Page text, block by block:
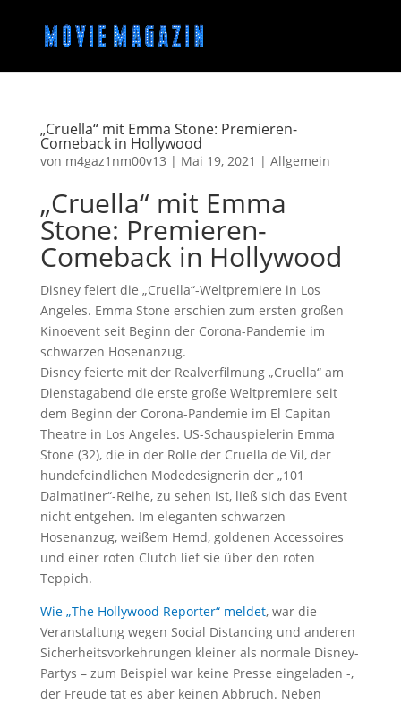
„Cruella“ mit Emma Stone: Premieren-
Comeback in Hollywood
von m4gaz1nm00v13 | Mai 19, 2021 | Allgemein
„Cruella“ mit Emma
Stone: Premieren-
Comeback in Hollywood
Disney feiert die „Cruella“-Weltpremiere in Los
Angeles. Emma Stone erschien zum ersten großen
Kinoevent seit Beginn der Corona-Pandemie im
schwarzen Hosenanzug.
Disney feierte mit der Realverfilmung „Cruella“ am
Dienstagabend die erste große Weltpremiere seit
dem Beginn der Corona-Pandemie im El Capitan
Theatre in Los Angeles. US-Schauspielerin Emma
Stone (32), die in der Rolle der Cruella de Vil, der
hundefeindlichen Modedesignerin der „101
Dalmatiner“-Reihe, zu sehen ist, ließ sich das Event
nicht entgehen. Im eleganten schwarzen
Hosenanzug, weißem Hemd, goldenen Accessoires
und einer roten Clutch lief sie über den roten
Teppich.
Wie „The Hollywood Reporter“ meldet, war die
Veranstaltung wegen Social Distancing und anderen
Sicherheitsvorkehrungen kleiner als normale Disney-
Partys – zum Beispiel war keine Presse eingeladen -,
der Freude tat es aber keinen Abbruch. Neben